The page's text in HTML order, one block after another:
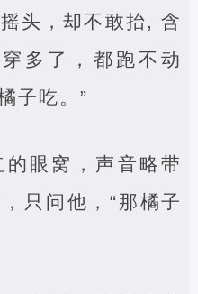
头，却不敢抬, 含
多了，都跑不动
子吃。”
眼窝，声音略带
只问他，“那橘子